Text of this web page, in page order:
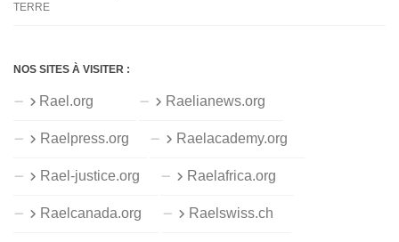
TERRE
NOS SITES À VISITER :
Rael.org Raelianews.org
Raelpress.org Raelacademy.org
Rael-justice.org Raelafrica.org
Raelcanada.org Raelswiss.ch